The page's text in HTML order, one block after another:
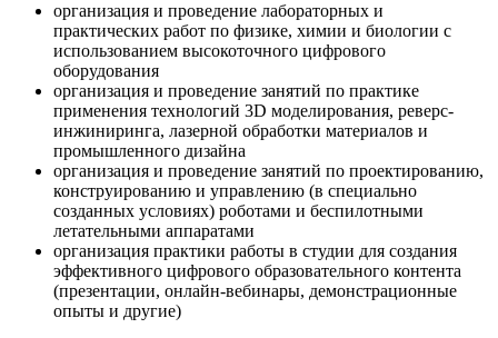
организация и проведение лабораторных и
практических работ по физике, химии и биологии с
использованием высокоточного цифрового
оборудования
организация и проведение занятий по практике
применения технологий 3D моделирования, реверс-
инжиниринга, лазерной обработки материалов и
промышленного дизайна
организация и проведение занятий по проектированию,
конструированию и управлению (в специально
созданных условиях) роботами и беспилотными
летательными аппаратами
организация практики работы в студии для создания
эффективного цифрового образовательного контента
(презентации, онлайн-вебинары, демонстрационные
опыты и другие)